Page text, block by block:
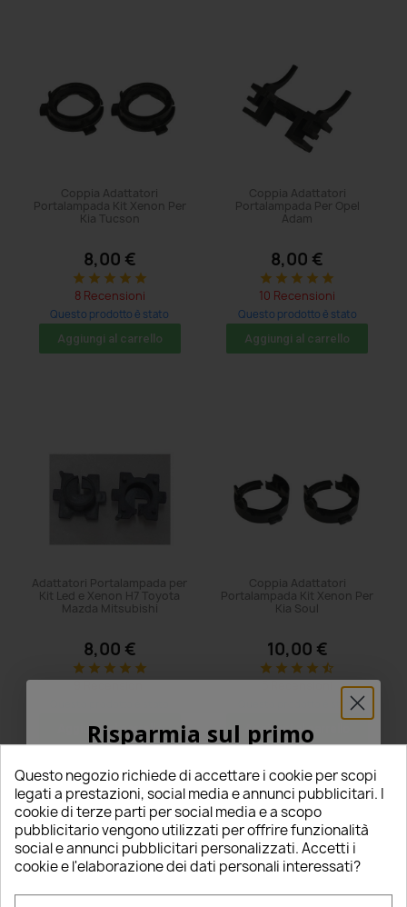
Coppia Adattatori
Portalampada Kit Xenon Per
Kia Tucson
8,00 €
star star star star star
8 Recensioni
Questo prodotto è stato
acquistato: 29 volte
Aggiungi al carrello
Coppia Adattatori
Portalampada Per Opel
Adam
8,00 €
star star star star star
10 Recensioni
Questo prodotto è stato
acquistato: 35 volte
Aggiungi al carrello
Adattatori Portalampada per
Kit Led e Xenon H7 Toyota
Mazda Mitsubishi
8,00 €
star star star star star
acquistato: 17 volte
Aggiungi al carrello
Coppia Adattatori
Portalampada Kit Xenon Per
Kia Soul
10,00 €
star star star star star_half
Questo prodotto è stato
acquistato: 11 volte
Aggiungi al carrello
Questo negozio richiede di accettare i cookie per scopi
legati a prestazioni, social media e annunci pubblicitari. I
cookie di terze parti per social media e a scopo
pubblicitario vengono utilizzati per offrire funzionalità
social e annunci pubblicitari personalizzati. Accetti i
cookie e l'elaborazione dei dati personali interessati?
Risparmia sul primo
5% PER TE!
Inserisci la tua email qui sotto per ricevere il
5% DI SCONTOsul tuo primo ordine!
Nome